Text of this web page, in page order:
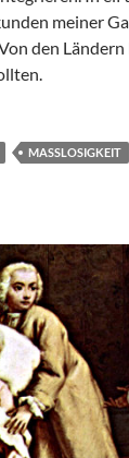
meiner
den
MASSLOSIGKEIT